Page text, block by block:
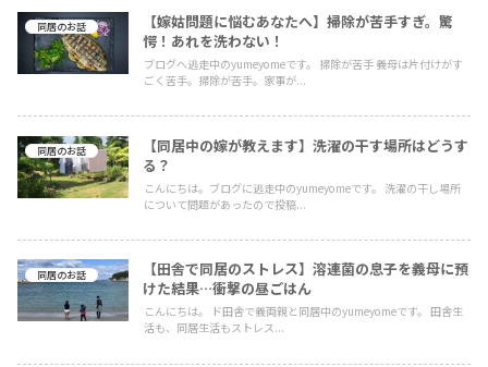
同居のお話
【嫁姑問題に悩むあなたへ】掃除が苦手すぎ。驚
愕！あれを洗わない！
ブログへ逃走中のyumeyomeです。 掃除が苦手 義母は片付けがす
ごく苦手。掃除が苦手。家事が...
同居のお話
【同居中の嫁が教えます】洗濯の干す場所はどうす
る？
こんにちは。ブログに逃走中のyumeyomeです。 洗濯の干し場所
について問題があったので投稿...
同居のお話
【田舎で同居のストレス】溶連菌の息子を義母に預
けた結果…衝撃の昼ごはん
こんにちは。 ド田舎で義両親と同居中のyumeyomeです。 田舎生
活も、同居生活もストレス...